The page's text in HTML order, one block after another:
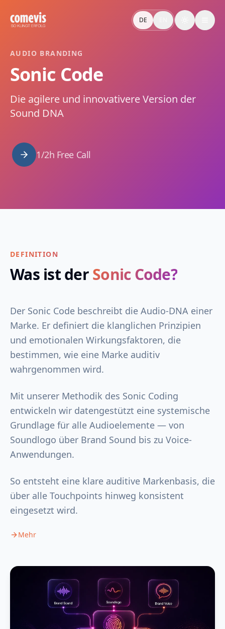
Sonic Code definiert die Audio-DNA eurer Marke –
Sonic Code: Audio DNA & Framework for Your Brand
DE Toggle
AUDIO BRANDING
Sonic Code
Die agilere und innovativere Version der
Sound DNA
1/2h Free Call
DEFINITION
Was ist der Sonic Code?
Der Sonic Code beschreibt die Audio-DNA einer
Marke. Er definiert die klanglichen Prinzipien
und emotionalen Wirkungsfaktoren, die
bestimmen, wie eine Marke auditiv
wahrgenommen wird.
Mit unserer Methodik des Sonic Coding
entwickeln wir datengestützt eine systemische
Grundlage für alle Audioelemente — von
Soundlogo über Brand Sound bis zu Voice-
Anwendungen.
So entsteht eine klare auditive Markenbasis, die
über alle Touchpoints hinweg konsistent
eingesetzt wird.
Mehr